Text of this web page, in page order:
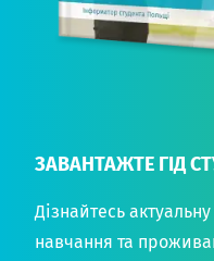
ЗАВАНТАЖТЕ ГІД
Дізнайтесь
навчання та